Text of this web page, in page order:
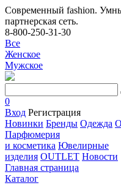
Современный fashion.
партнерская сеть.
8-800-250-31-30
Все
Женское
Мужское
0
Вход Регистрация
Новинки Бренды Одежда
Парфюмерия
и косметика Ювелирные
изделия OUTLET Новости
Главная страница
Каталог